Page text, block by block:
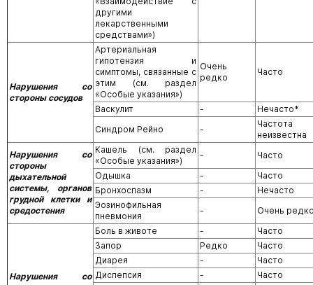
другими
лекарственными
средствами»)
Нарушения со
стороны сосудов
Артериальная
гипотензия и
симптомы, связанные с
этим (см. раздел
«Особые указания»)
Очень
редко
Часто
Васкулит -
Нечасто*
Синдром Рейно
-
Частота
неизвестна
Нарушения со
стороны
дыхательной
системы, органов
грудной клетки и
средостения
Кашель (см. раздел
«Особые указания»)
-
Часто
Одышка
-
Часто
Бронхоспазм
-
Нечасто
Эозинофильная
пневмония
- Очень
Нарушения со
Боль в животе -
Часто
Запор
Редко
Часто
Диарея
-
Часто
Диспепсия
-
Часто